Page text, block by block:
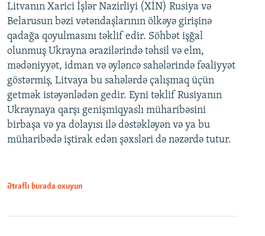
Litvanın Xarici İşlər Nazirliyi (XİN) Rusiya və
Belarusun bəzi vətəndaşlarının ölkəyə girişinə
qadağa qoyulmasını təklif edir. Söhbət işğal
olunmuş Ukrayna ərazilərində təhsil və elm,
mədəniyyət, idman və əyləncə sahələrində fəaliyyət
göstərmiş, Litvaya bu sahələrdə çalışmaq üçün
getmək istəyənlədən gedir. Eyni təklif Rusiyanın
Ukraynaya qarşı genişmiqyaslı müharibəsini
birbaşa və ya dolayısı ilə dəstəkləyən və ya bu
müharibədə iştirak edən şəxsləri də nəzərdə tutur.
Ətraflı burada oxuyun